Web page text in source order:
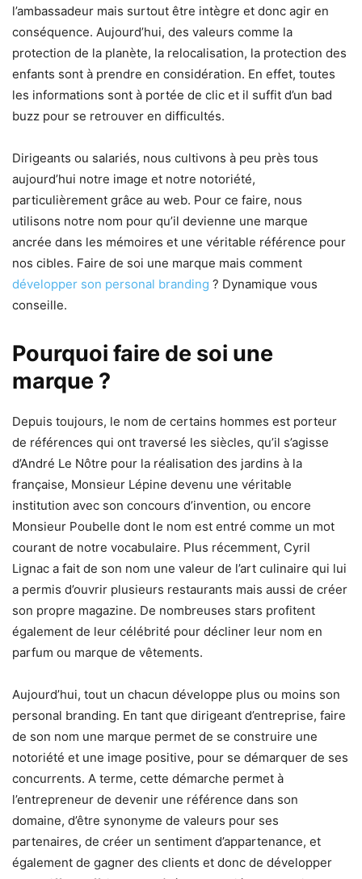
l’ambassadeur mais surtout être intègre et donc agir en
conséquence. Aujourd’hui, des valeurs comme la
protection de la planète, la relocalisation, la protection des
enfants sont à prendre en considération. En effet, toutes
les informations sont à portée de clic et il suffit d’un bad
buzz pour se retrouver en difficultés.
Dirigeants ou salariés, nous cultivons à peu près tous
aujourd’hui notre image et notre notoriété,
particulièrement grâce au web. Pour ce faire, nous
utilisons notre nom pour qu’il devienne une marque
ancrée dans les mémoires et une véritable référence pour
nos cibles. Faire de soi une marque mais comment
développer son personal branding ? Dynamique vous
conseille.
Pourquoi faire de soi une
marque ?
Depuis toujours, le nom de certains hommes est porteur
de références qui ont traversé les siècles, qu’il s’agisse
d’André Le Nôtre pour la réalisation des jardins à la
française, Monsieur Lépine devenu une véritable
institution avec son concours d’invention, ou encore
Monsieur Poubelle dont le nom est entré comme un mot
courant de notre vocabulaire. Plus récemment, Cyril
Lignac a fait de son nom une valeur de l’art culinaire qui lui
a permis d’ouvrir plusieurs restaurants mais aussi de créer
son propre magazine. De nombreuses stars profitent
également de leur célébrité pour décliner leur nom en
parfum ou marque de vêtements.
Aujourd’hui, tout un chacun développe plus ou moins son
personal branding. En tant que dirigeant d’entreprise, faire
de son nom une marque permet de se construire une
notoriété et une image positive, pour se démarquer de ses
concurrents. A terme, cette démarche permet à
l’entrepreneur de devenir une référence dans son
domaine, d’être synonyme de valeurs pour ses
partenaires, de créer un sentiment d’appartenance, et
également de gagner des clients et donc de développer